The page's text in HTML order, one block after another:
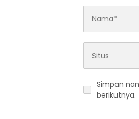
Simpan
berikutnya.